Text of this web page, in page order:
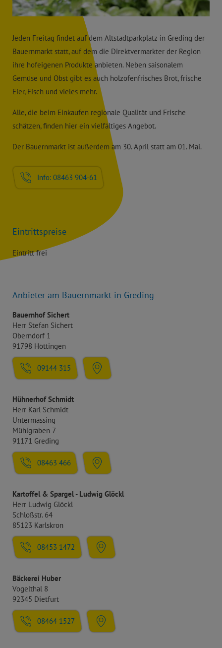
Jeden Freitag findet auf dem Altstadtparkplatz in Greding der
Bauernmarkt statt, auf dem die Direktvermarkter der Region
ihre hofeigenen Produkte anbieten. Neben saisonalem
Gemüse und Obst gibt es auch holzofenfrisches Brot, frische
Eier, Fisch und vieles mehr.
Alle, die beim Einkaufen regionale Qualität und Frische
schätzen, finden hier ein vielfältiges Angebot.
Der Bauernmarkt ist außerdem am 30. April statt am 01. Mai.
Info: 08463 904-61
Eintrittspreise
Eintritt frei
Anbieter am Bauernmarkt in Greding
Bauernhof Sichert
Herr Stefan Sichert
Oberndorf 1
91798 Höttingen
09144 315
Hühnerhof Schmidt
Herr Karl Schmidt
Untermässing
Mühlgraben 7
91171 Greding
08463 466
Kartoffel & Spargel - Ludwig Glöckl
Herr Ludwig Glöckl
Schloßstr. 64
85123 Karlskron
08453 1472
Bäckerei Huber
Vogelthal 8
92345 Dietfurt
08464 1527